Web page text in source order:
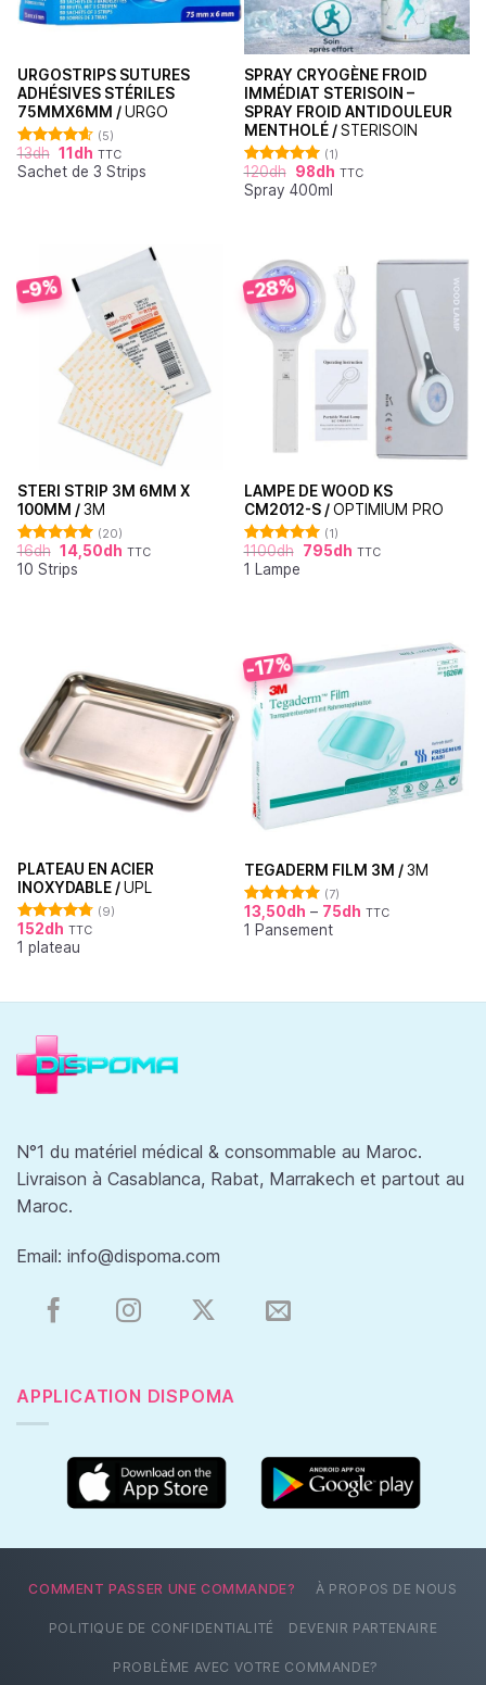
URGOSTRIPS SUTURES
ADHÉSIVES STÉRILES
75MMX6MM /URGO
Note
4.60
sur 5
(5)
13dh 11 dh TTC
Sachet de 3 Strips
SPRAY CRYOGÈNE FROID
IMMÉDIAT STERISOIN –
SPRAY FROID ANTIDOULEUR
MENTHOLÉ /STERISOIN
Note5.00
sur 5
(1)
120dh 98dh TTC
Spray 400ml
-9%
STERI STRIP 3M 6MM X
100MM /3M
Note 4.95
sur 5
(20)
16dh 14,50dh TTC
10 Strips
-28%
LAMPE DE WOOD KS
CM2012-S /OPTIMIUM PRO
Note5.00
sur 5
(1)
1100dh 795dh TTC
1 Lampe
PLATEAU EN ACIER
INOXYDABLE /UPL
Note4.78
sur 5
(9)
152dh TTC
1 plateau
-17%
TEGADERM FILM 3M /3M
Note5.00
sur 5
(7)
13,50dh – 75dh TTC
1 Pansement
N°1 du matériel médical & consommable au Maroc.
Livraison à Casablanca, Rabat, Marrakech et partout au
Maroc.
Email: info@dispoma.com
APPLICATION DISPOMA
COMMENT PASSER UNE COMMANDE? À PROPOS DE NOUS
POLITIQUE DE CONFIDENTIALITÉ DEVENIR PARTENAIRE
PROBLÈME AVEC VOTRE COMMANDE?